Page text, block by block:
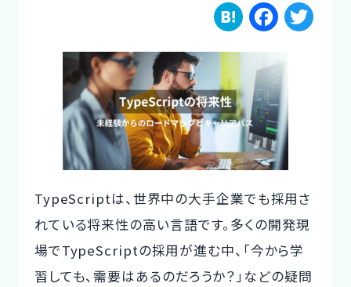
コーディネーター紹介
イベント/マガジン
今すぐ無料で登録 ログイン
H
a
te
n
a
F
c
e
b
o
o
k
TypeScriptは、世界中の大手企業でも採用さ
れている将来性の高い言語です。多くの開発現
場でTypeScriptの採用が進む中、「今から学
習しても、需要はあるのだろうか？」などの疑問